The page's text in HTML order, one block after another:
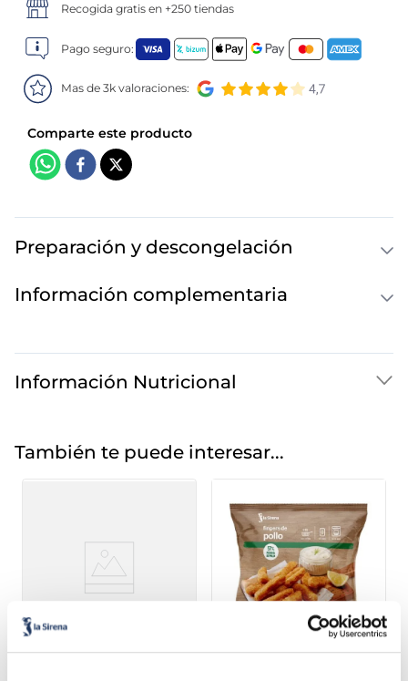
Recogida gratis en +250 tiendas
Pago seguro:
Mas de 3k valoraciones:
Preparación y descongelación
Información complementaria
Información Nutricional
También te puede interesar...
10. pollo